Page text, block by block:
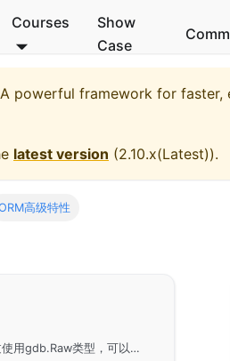
Courses
Show
Case
powerful framework for
latest version (2.10.x(Latest)).
高级特性
在GoFrame框架中使用ORM的RawSQL特性，通过使用gdb.Raw类型，可以在生成的SQL语句中嵌入自定义的SQL片段，实现更灵活的数据库操作。详细讲解了在Insert、Update和Select操作中使用RawSQL的方法及其示例，确保SQL语句的安全性和灵活性。